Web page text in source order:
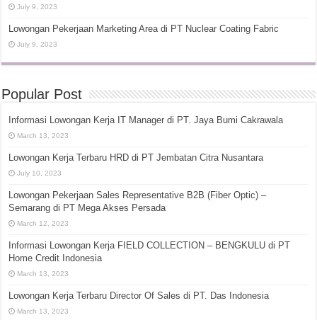
July 9, 2023
Lowongan Pekerjaan Marketing Area di PT Nuclear Coating Fabric
July 9, 2023
Popular Post
Informasi Lowongan Kerja IT Manager di PT. Jaya Bumi Cakrawala
March 13, 2023
Lowongan Kerja Terbaru HRD di PT Jembatan Citra Nusantara
July 10, 2023
Lowongan Pekerjaan Sales Representative B2B (Fiber Optic) –
Semarang di PT Mega Akses Persada
March 12, 2023
Informasi Lowongan Kerja FIELD COLLECTION – BENGKULU di PT
Home Credit Indonesia
March 13, 2023
Lowongan Kerja Terbaru Director Of Sales di PT. Das Indonesia
March 13, 2023